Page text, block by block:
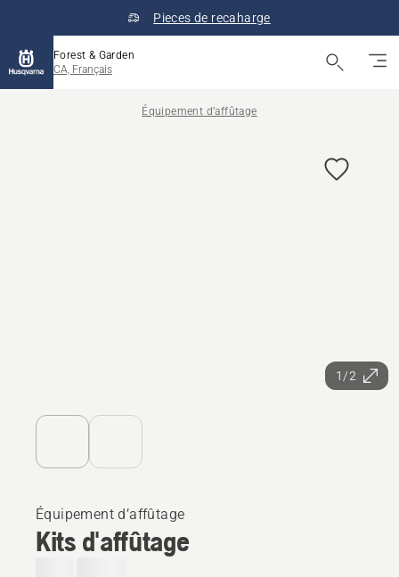
Pieces de recaharge
Forest & Garden
CA, Français
Équipement d’affûtage
1/2
Équipement d’affûtage
Kits d'affûtage